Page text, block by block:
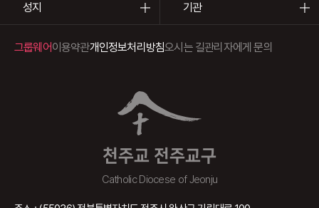
성지 기관
천주교 전주교구
Catholic Diocese of Jeonju
그룹웨어이용약관개인정보처리방침오시는 길관리자에게 문의